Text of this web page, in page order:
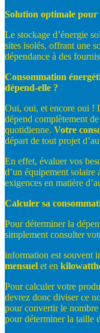
Solution optimale pour
Le stockage d’énergie
sites isolés, offrant une
dépendance à des
Consommation
dépend-elle ?
Oui, oui, et encore oui !
dépend complètement
quotidienne. Votre
départ de tout projet
En effet, évaluer vos
d’un équipement solaire
exigences en matière
Calculer sa
Pour déterminer la
simplement consulter
information est souvent
mensuel et en
Pour calculer votre
devrez donc diviser ce
pour convertir le nombre
pour déterminer la taille